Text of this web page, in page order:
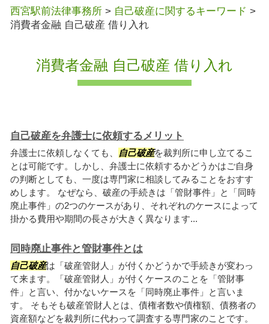
西宮駅前法律事務所 > 自己破産に関するキーワード >
消費者金融 自己破産 借り入れ
消費者金融 自己破産 借り入れ
自己破産を弁護士に依頼するメリット
弁護士に依頼しなくても、 自己破産を裁判所に申し立てるこ
とは可能です。しかし、弁護士に依頼するかどうかはご自身
の判断としても、一度は専門家に相談してみることをおすす
めします。 なぜなら、破産の手続きは「管財事件」と「同時
廃止事件」の2つのケースがあり、それぞれのケースによって
掛かる費用や期間の長さが大きく異なります...
同時廃止事件と管財事件とは
自己破産は「破産管財人」が付くかどうかで手続きが変わっ
て来ます。「破産管財人」が付くケースのことを「管財事
件」と言い、付かないケースを「同時廃止事件」と言いま
す。 そもそも破産管財人とは、債権者数や債権額、債務者の
資産額などを裁判所に代わって調査する専門家のことです。